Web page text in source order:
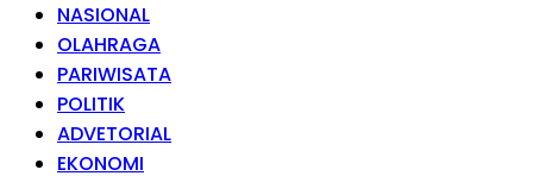
NASIONAL
OLAHRAGA
PARIWISATA
POLITIK
ADVETORIAL
EKONOMI